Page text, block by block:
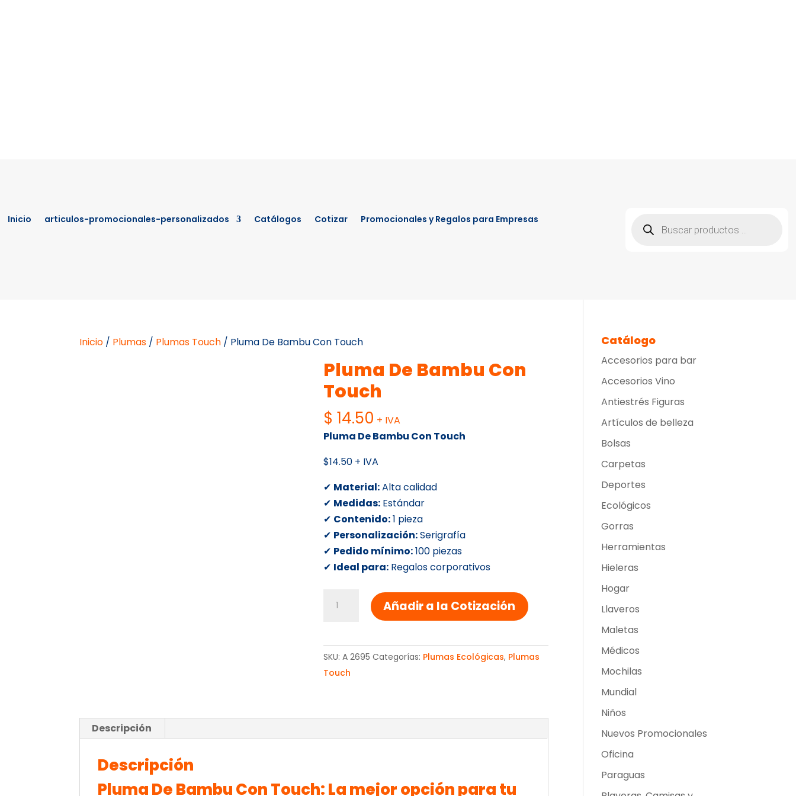
Inicio articulos-promocionales-personalizados Catálogos Cotizar Promocionales y Regalos para Empresas
productos
Inicio / Plumas / Plumas Touch / Pluma De Bambu Con Touch
Pluma De Bambu Con
Touch
$ 14.50 + IVA
Pluma De Bambu Con Touch
$14.50 + IVA
✔ Material:Alta calidad
✔ Medidas: Estándar
✔ Contenido:1 pieza
✔ Personalización:Serigrafía
✔ Pedido mínimo:100 piezas
✔ Ideal para: Regalos corporativos
Con
Touch
cantidad
Añadir a la Cotización
SKU:A 2695 Categorías: Plumas Ecológicas, Plumas
Touch
Descripción
Descripción
Pluma De Bambu Con Touch: La mejor opción para tu
Catálogo
Accesorios para bar
Accesorios Vino
Antiestrés Figuras
Artículos de belleza
Bolsas
Carpetas
Deportes
Ecológicos
Gorras
Herramientas
Hieleras
Hogar
Llaveros
Maletas
Médicos
Mochilas
Mundial
Niños
Nuevos Promocionales
Oficina
Paraguas